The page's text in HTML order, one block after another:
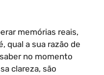
memórias reais,
qual a sua razão de
no momento
clareza, são